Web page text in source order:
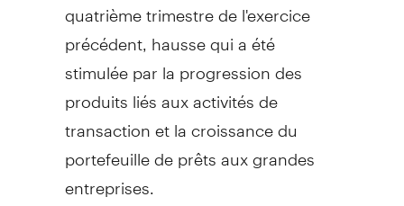
quatrième trimestre de l'exercice
précédent, hausse qui a été
stimulée par la progression des
produits liés aux activités de
transaction et la croissance du
portefeuille de prêts aux grandes
entreprises.